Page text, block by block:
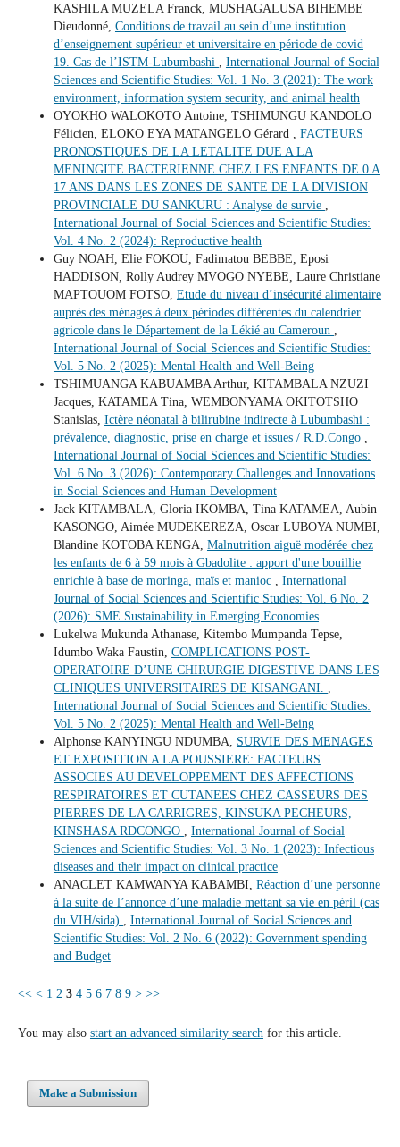
KASHILA MUZELA Franck, MUSHAGALUSA BIHEMBE
Dieudonné, Conditions de travail au sein d’une institution
d’enseignement supérieur et universitaire en période de covid
19. Cas de l’ISTM-Lubumbashi
International Journal of Social
Sciences and Scientific Studies: Vol. 1 No. 3 (2021): The work
environment, information system security, and animal health
OYOKHO WALOKOTO Antoine, TSHIMUNGU KANDOLO
Félicien, ELOKO EYA MATANGELO Gérard , FACTEURS
PRONOSTIQUES DE LA LETALITE DUE A LA
MENINGITE BACTERIENNE CHEZ LES ENFANTS DE 0 A
17 ANS DANS LES ZONES DE SANTE DE LA DIVISION
PROVINCIALE DU SANKURU : Analyse de survie
International Journal of Social Sciences and Scientific Studies:
Vol. 4 No. 2 (2024): Reproductive health
Guy NOAH, Elie FOKOU, Fadimatou BEBBE, Eposi
HADDISON, Rolly Audrey MVOGO NYEBE, Laure Christiane
MAPTOUOM FOTSO, Etude du niveau d’insécurité alimentaire
auprès des ménages à deux périodes différentes du calendrier
agricole dans le Département de la Lékié au Cameroun
International Journal of Social Sciences and Scientific Studies:
Vol. 5 No. 2 (2025): Mental Health and Well-Being
TSHIMUANGA KABUAMBA Arthur, KITAMBALA NZUZI
Jacques, KATAMEA Tina, WEMBONYAMA OKITOTSHO
Stanislas, Ictère néonatal à bilirubine indirecte à Lubumbashi :
prévalence, diagnostic, prise en charge et issues / R.D.Congo
International Journal of Social Sciences and Scientific Studies:
Vol. 6 No. 3 (2026): Contemporary Challenges and Innovations
in Social Sciences and Human Development
Jack KITAMBALA, Gloria IKOMBA, Tina KATAMEA, Aubin
KASONGO, Aimée MUDEKEREZA, Oscar LUBOYA NUMBI,
Blandine KOTOBA KENGA, Malnutrition aiguë modérée chez
les enfants de 6 à 59 mois à Gbadolite : apport d'une bouillie
enrichie à base de moringa, maïs et manioc
International
Journal of Social Sciences and Scientific Studies: Vol. 6 No. 2
(2026): SME Sustainability in Emerging Economies
Lukelwa Mukunda Athanase, Kitembo Mumpanda Tepse,
Idumbo Waka Faustin, COMPLICATIONS POST-
OPERATOIRE D’UNE CHIRURGIE DIGESTIVE DANS LES
CLINIQUES UNIVERSITAIRES DE KISANGANI.
International Journal of Social Sciences and Scientific Studies:
Vol. 5 No. 2 (2025): Mental Health and Well-Being
Alphonse KANYINGU NDUMBA, SURVIE DES MENAGES
ET EXPOSITION A LA POUSSIERE: FACTEURS
ASSOCIES AU DEVELOPPEMENT DES AFFECTIONS
RESPIRATOIRES ET CUTANEES CHEZ CASSEURS DES
PIERRES DE LA CARRIGRES, KINSUKA PECHEURS,
KINSHASA RDCONGO
International Journal of Social
Sciences and Scientific Studies: Vol. 3 No. 1 (2023): Infectious
diseases and their impact on clinical practice
ANACLET KAMWANYA KABAMBI, Réaction d’une personne
à la suite de l’annonce d’une maladie mettant sa vie en péril (cas
du VIH/sida)
International Journal of Social Sciences and
Scientific Studies: Vol. 2 No. 6 (2022): Government spending
and Budget
<< < 1 2 3 4 5 6 7 8 9 > >>
You may also start an advanced similarity search for this article.
Make a Submission